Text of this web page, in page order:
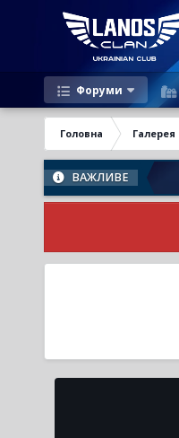
Форуми
Головна Галерея
ВАЖЛИВЕ